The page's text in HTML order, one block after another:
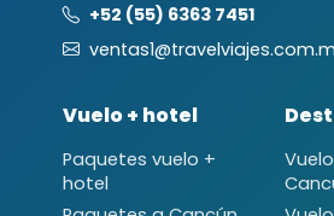
+52 (55) 6363 7451
Vuelo + hotel
Paquetes vuelo +
hotel